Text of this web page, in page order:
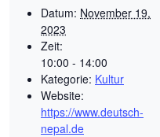
Datum: November 19,
2023
Zeit:
10:00 - 14:00
Kategorie: Kultur
Website:
https://www.deutsch-
nepal.de